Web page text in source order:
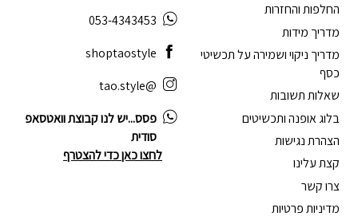
החלפות והחזרות
מדריך מידות
מדריך ניקוי ושמירה על תכשיטי
כסף
שאלות תשובות
בלוג אופנה ותכשיטים
הצהרת נגישות
קצת עלינו
צרו קשר
מדיניות פרטיות
053-4343453
shoptaostyle
@tao.style
פסס...יש לנו קבוצת וואטסאפ
סודית
לחצו כאן כדי להצטרף